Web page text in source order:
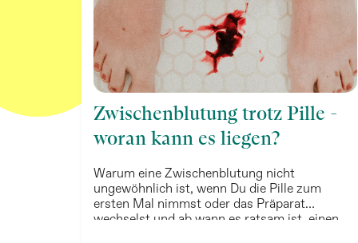
Zwischenblutung trotz Pille -
woran kann es liegen?
Warum eine Zwischenblutung nicht
ungewöhnlich ist, wenn Du die Pille zum
ersten Mal nimmst oder das Präparat
wechselst und ab wann es ratsam ist, einen